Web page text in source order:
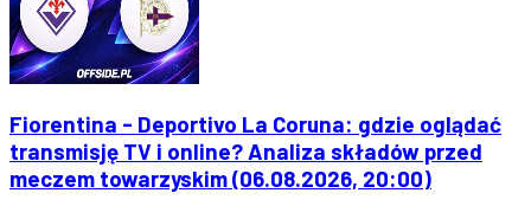
Fiorentina - Deportivo La Coruna: gdzie oglądać
transmisję TV i online? Analiza składów przed
meczem towarzyskim (06.08.2026, 20:00)